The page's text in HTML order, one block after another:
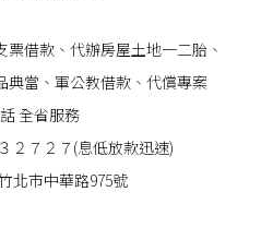
票借款、代辦房屋土地一二胎、
典當、軍公教借款、代償專案
全省服務
２７２７(息低放款迅速)
北市中華路975號